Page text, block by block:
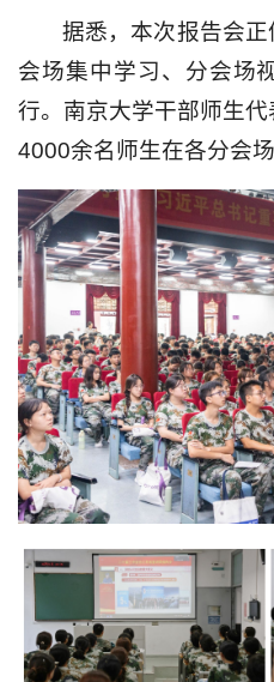
据悉，本次报告会
会场集中学习、分会场
行。南京大学干部师生代
4000余名师生在各分会场